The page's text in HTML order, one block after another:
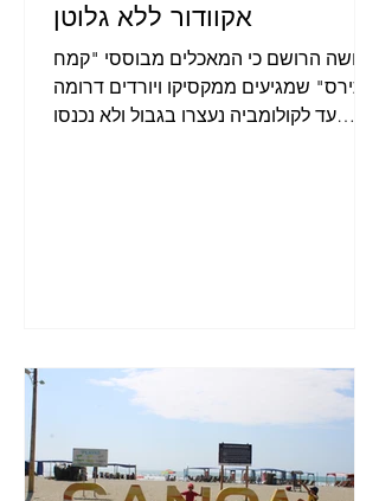
אקוודור ללא גלוטן
עושה הרושם כי המאכלים מבוססי "קמח
תירס" שמגיעים ממקסיקו ויורדים דרומה
עד לקולומביה נעצרו בגבול ולא נכנסו